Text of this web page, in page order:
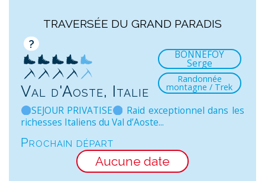
TRAVERSÉE DU GRAND PARADIS
?
Val d'Aoste, Italie
BONNEFOY
Serge
Randonnée
montagne / Trek
SEJOUR PRIVATISE
Raid exceptionnel dans les
richesses Italiens du Val d’Aoste...
Prochain départ
Aucune date